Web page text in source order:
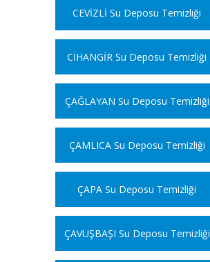
CEVİZLİ Su Deposu Temizliği
CİHANGİR Su Deposu Temizliği
ÇAĞLAYAN Su Deposu Temizliği
ÇAMLICA Su Deposu Temizliği
ÇAPA Su Deposu Temizliği
ÇAVUŞBAŞI Su Deposu Temizliği